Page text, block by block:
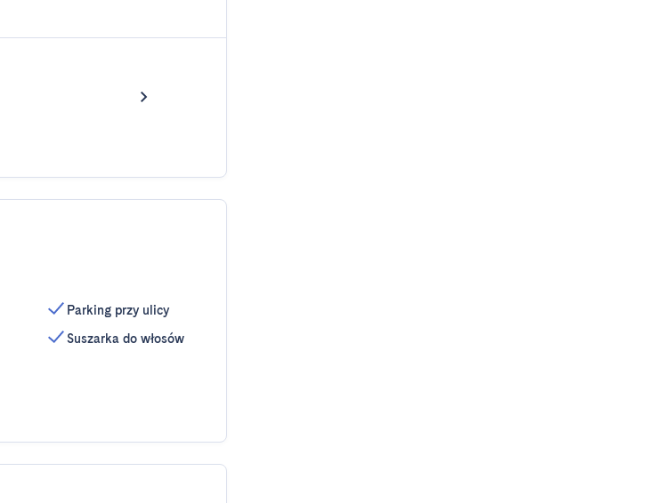
Parking przy ulicy
Suszarka do włosów